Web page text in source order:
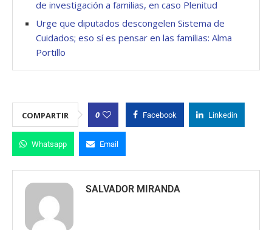
de investigación a familias, en caso Plenitud
Urge que diputados descongelen Sistema de
Cuidados; eso sí es pensar en las familias: Alma
Portillo
COMPARTIR 0 Facebook Linkedin
Whatsapp Email
SALVADOR MIRANDA